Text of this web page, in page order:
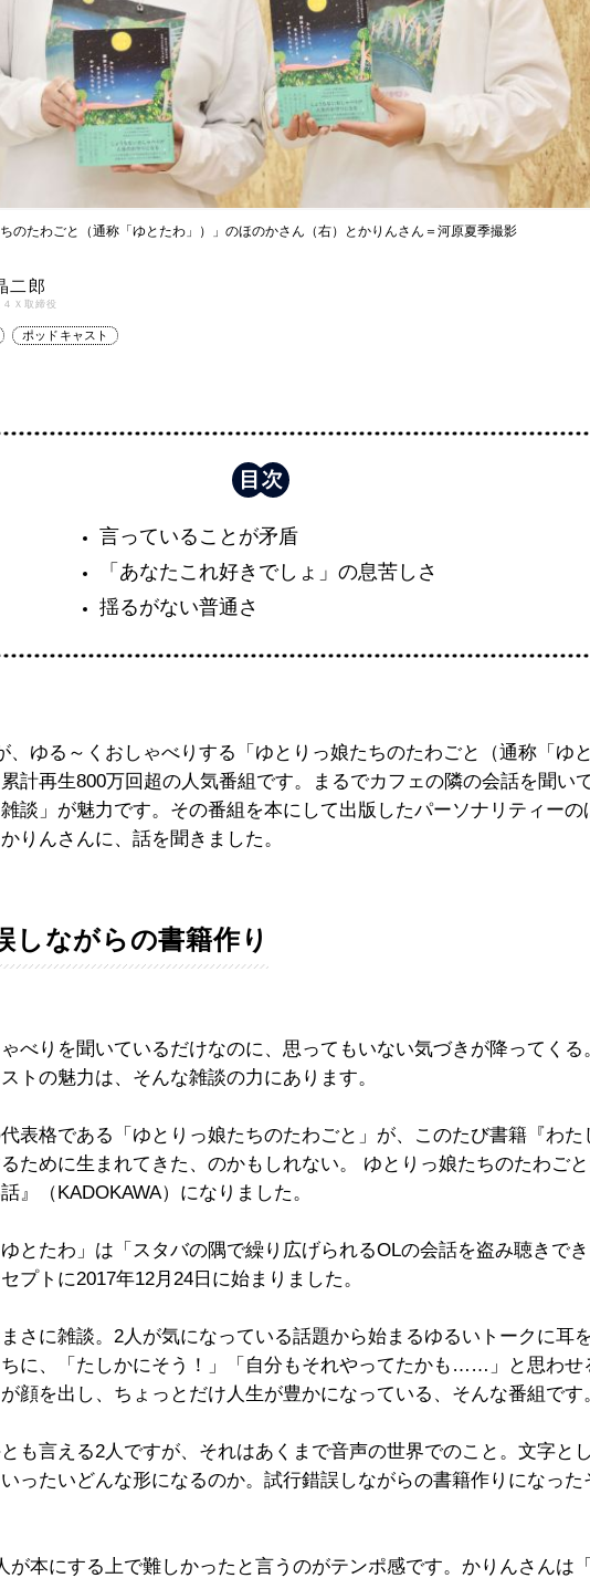
ちのたわごと（通称「ゆとたわ」）」のほのかさん（右）とかりんさん＝河原夏季撮影
二郎
Ｘ取締役
ポッドキャスト
言っていることが矛盾
「あなたこれ好きでしょ」の息苦しさ
揺るがない普通さ
、ゆる～くおしゃべりする「ゆとりっ娘たちのたわごと（通称「ゆ
計再生800万回超の人気番組です。まるでカフェの隣の会話を聞い
談」が魅力です。その番組を本にして出版したパーソナリティーの
りんさんに、話を聞きました。
しながらの書籍作り
べりを聞いているだけなのに、思ってもいない気づきが降ってくる
トの魅力は、そんな雑談の力にあります。
表格である「ゆとりっ娘たちのたわごと」が、このたび書籍『わた
ために生まれてきた、のかもしれない。 ゆとりっ娘たちのたわご
』（KADOKAWA）になりました。
とたわ」は「スタバの隅で繰り広げられるOLの会話を盗み聴きでき
プトに2017年12月24日に始まりました。
さに雑談。2人が気になっている話題から始まるゆるいトークに耳
に、「たしかにそう！」「自分もそれやってたかも……」と思わせ
顔を出し、ちょっとだけ人生が豊かになっている、そんな番組です
も言える2人ですが、それはあくまで音声の世界でのこと。文字と
ったいどんな形になるのか。試行錯誤しながらの書籍作りになった
が本にする上で難しかったと言うのがテンポ感です。かりんさんは